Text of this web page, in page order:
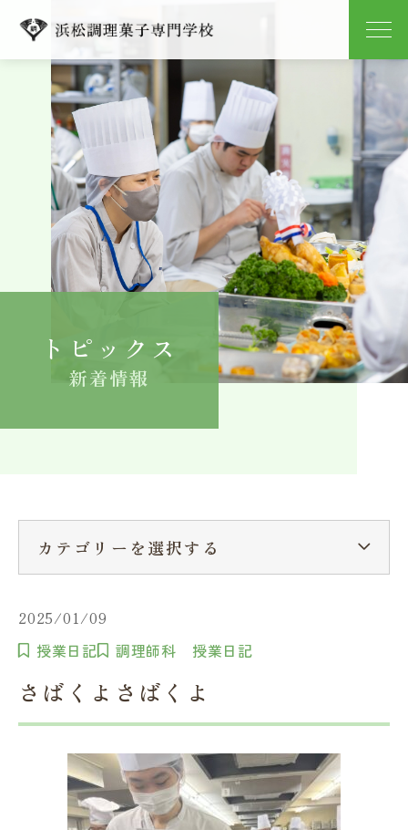
学校紹介
学科紹介
キャンパスライフ
就職
よくある質問
卒業生の方へ在学生へ一般の方へ（教室・講習会）
トピックス
新着情報
2025/01/09
授業日記 調理師科 授業日記
さばくよさばくよ
カテゴリーを選択する